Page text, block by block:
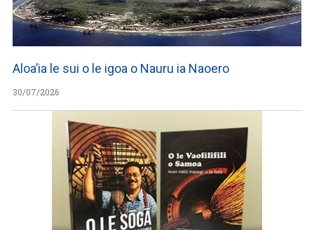
Aloa’ia le sui o le igoa o Nauru ia Naoero
30/07/2026